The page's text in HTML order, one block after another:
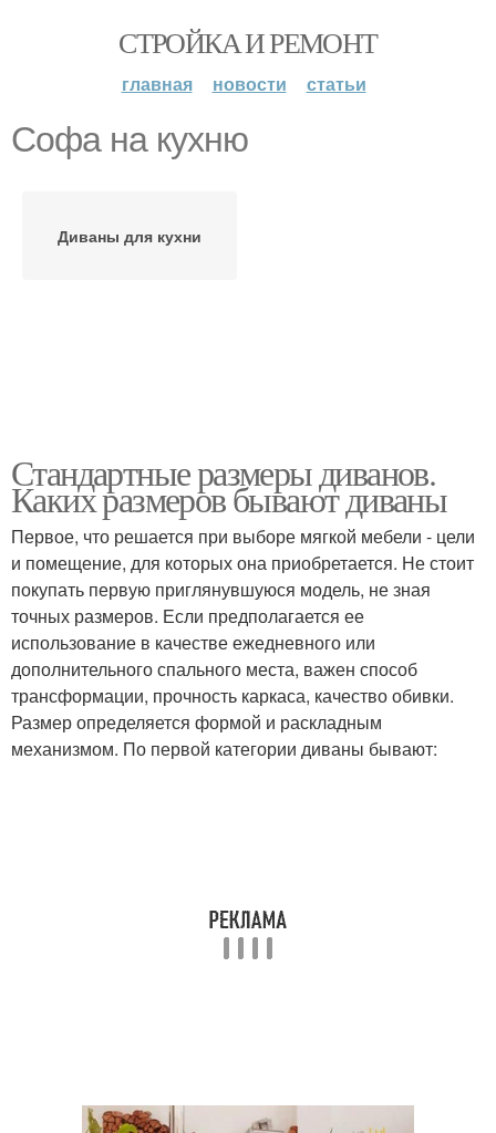
СТРОЙКА И РЕМОНТ
главная новости статьи
Софа на кухню
Диваны для кухни
Стандартные размеры диванов.
Каких размеров бывают диваны
Первое, что решается при выборе мягкой мебели - цели
и помещение, для которых она приобретается. Не стоит
покупать первую приглянувшуюся модель, не зная
точных размеров. Если предполагается ее
использование в качестве ежедневного или
дополнительного спального места, важен способ
трансформации, прочность каркаса, качество обивки.
Размер определяется формой и раскладным
механизмом. По первой категории диваны бывают: